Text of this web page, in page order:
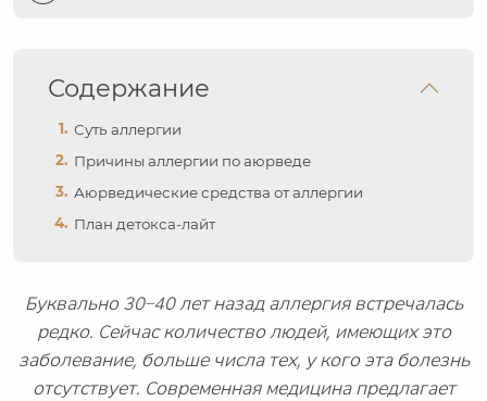
Содержание
Суть аллергии
Причины аллергии по аюрведе
Аюрведические средства от аллергии
План детокса-лайт
Буквально 30–40 лет назад аллергия встречалась
редко. Сейчас количество людей, имеющих это
заболевание, больше числа тех, у кого эта болезнь
отсутствует. Современная медицина предлагает